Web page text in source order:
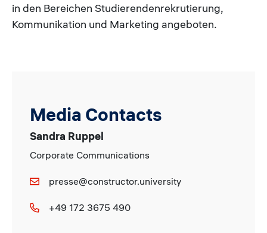
in den Bereichen Studierendenrekrutierung,
Kommunikation und Marketing angeboten.
Media Contacts
Sandra Ruppel
Corporate Communications
presse@constructor.university
+49 172 3675 490